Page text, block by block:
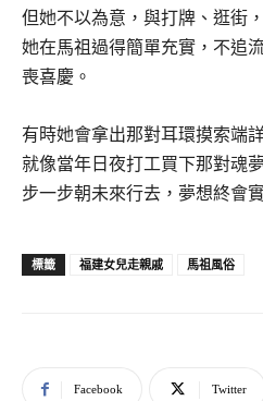
但她不以為意，與打牌、逛街
她在馬祖過得簡單充實，不追
喪喜慶。
有時她會拿出那對耳環摸索端
就像當年日夜打工買下那對魂
步一步朝未來行去，夢想終會
標籤 福建女兒走親戚 馬祖風俗
Facebook Twitter